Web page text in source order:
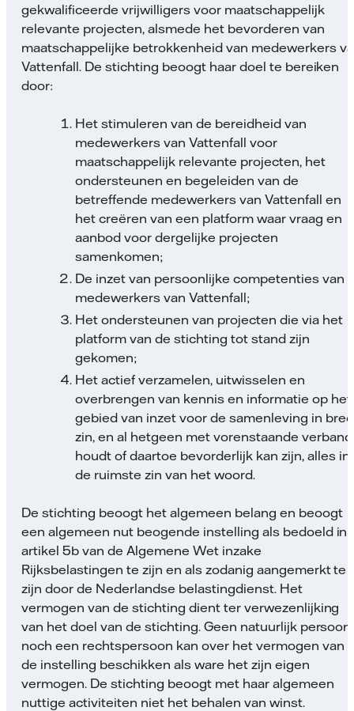
gekwalificeerde vrijwilligers voor maatschappelijk
relevante projecten, alsmede het bevorderen van
maatschappelijke betrokkenheid van medewerkers
Vattenfall. De stichting beoogt haar doel te bereiken
door:
Het stimuleren van de bereidheid van
medewerkers van Vattenfall voor
maatschappelijk relevante projecten, het
ondersteunen en begeleiden van de
betreffende medewerkers van Vattenfall en
het creëren van een platform waar vraag en
aanbod voor dergelijke projecten
samenkomen;
De inzet van persoonlijke competenties van
medewerkers van Vattenfall;
Het ondersteunen van projecten die via het
platform van de stichting tot stand zijn
gekomen;
Het actief verzamelen, uitwisselen en
overbrengen van kennis en informatie op het
gebied van inzet voor de samenleving in
zin, en al hetgeen met vorenstaande verband
houdt of daartoe bevorderlijk kan zijn, alles in
de ruimste zin van het woord.
De stichting beoogt het algemeen belang en beoogt
een algemeen nut beogende instelling als bedoeld in
artikel 5b van de Algemene Wet inzake
Rijksbelastingen te zijn en als zodanig aangemerkt te
zijn door de Nederlandse belastingdienst. Het
vermogen van de stichting dient ter verwezenlijking
van het doel van de stichting. Geen natuurlijk persoon
noch een rechtspersoon kan over het vermogen van
de instelling beschikken als ware het zijn eigen
vermogen. De stichting beoogt met haar algemeen
nuttige activiteiten niet het behalen van winst.